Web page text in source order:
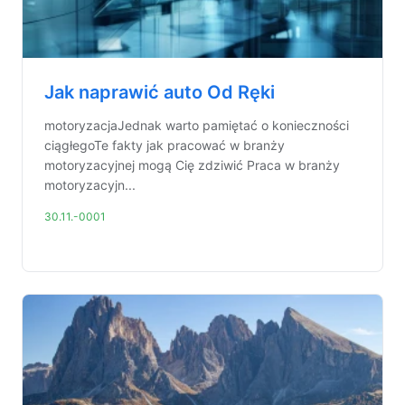
Jak naprawić auto Od Ręki
motoryzacjaJednak warto pamiętać o konieczności
ciągłegoTe fakty jak pracować w branży
motoryzacyjnej mogą Cię zdziwić Praca w branży
motoryzacyjn...
30.11.-0001